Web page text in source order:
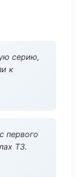
серию,
к
первого
ТЗ.